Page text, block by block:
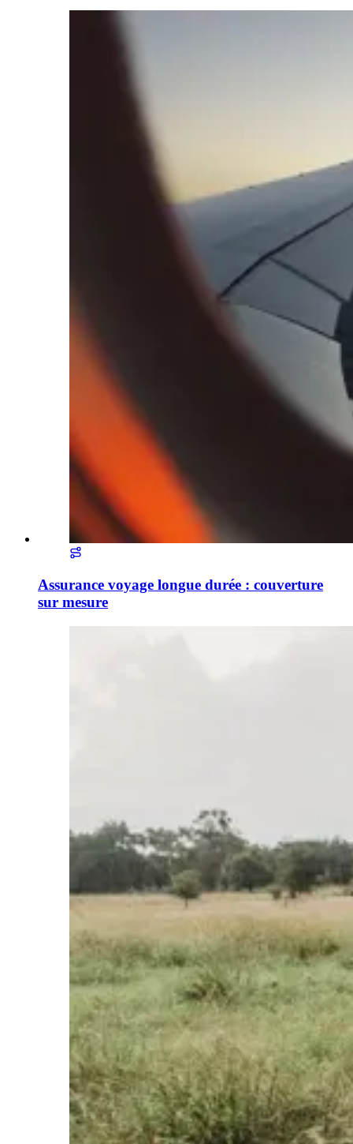
Assurance voyage longue durée : couverture
sur mesure